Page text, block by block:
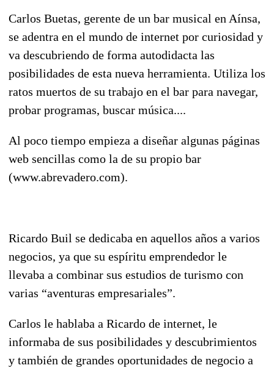
Carlos Buetas, gerente de un bar musical en Aínsa,
se adentra en el mundo de internet por curiosidad y
va descubriendo de forma autodidacta las
posibilidades de esta nueva herramienta. Utiliza los
ratos muertos de su trabajo en el bar para navegar,
probar programas, buscar música....
Al poco tiempo empieza a diseñar algunas páginas
web sencillas como la de su propio bar
(www.abrevadero.com).
Ricardo Buil se dedicaba en aquellos años a varios
negocios, ya que su espíritu emprendedor le
llevaba a combinar sus estudios de turismo con
varias “aventuras empresariales”.
Carlos le hablaba a Ricardo de internet, le
informaba de sus posibilidades y descubrimientos
y también de grandes oportunidades de negocio a